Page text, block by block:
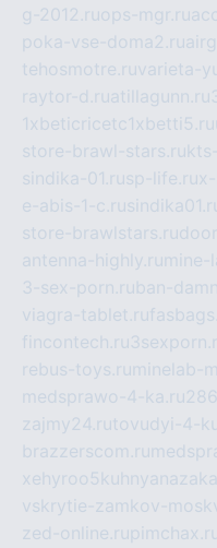
g-2012.ruops-mgr.ru
poka-vse-doma2.ru
tehosmotre.ruvarieta-
raytor-d.ruatillagunn.ru
1xbeticricetc1xbetti5.ru
store-brawl-stars.ru
sindika-01.rusp-life.ru
e-abis-1-c.ru
store-brawlstars.ru
antenna-highly.ru
3-sex-porn.ruban-
viagra-tablet.ru
fincontech.ru
rebus-toys.ru minelab-
medsprawo-4-ka.ru
zajmy24.rutovudyi-4-
brazzerscom.ru
vskrytie-zamkov-
zed-online.ru